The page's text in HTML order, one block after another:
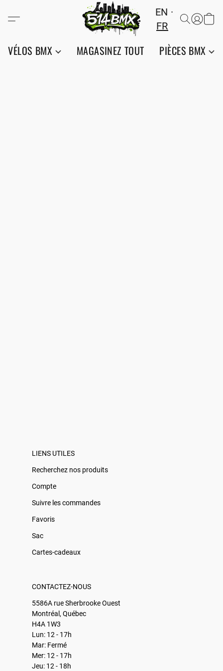
EN
FR
VÉLOS BMX MAGASINEZ TOUT PIÈCES BMX
LIENS UTILES
Recherchez nos produits
Compte
Suivre les commandes
Favoris
Sac
Cartes-cadeaux
CONTACTEZ-NOUS
5586A rue Sherbrooke Ouest
Montréal, Québec
H4A 1W3
Lun: 12 - 17h
Mar: Fermé
Mer: 12 - 17h
Jeu: 12 - 18h